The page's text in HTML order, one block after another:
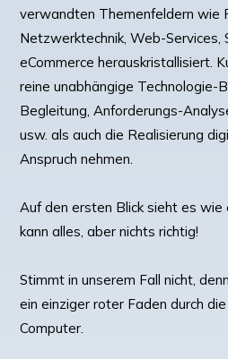
verwandten Themenfeldern wie
Netzwerktechnik, Web-Services,
eCommerce herauskristallisiert.
reine unabhängige Technologie-
Begleitung, Anforderungs-
usw. als auch die Realisierung
Anspruch nehmen.
Auf den ersten Blick sieht es wie
kann alles, aber nichts richtig!
Stimmt in unserem Fall nicht,
ein einziger roter Faden durch
Computer.